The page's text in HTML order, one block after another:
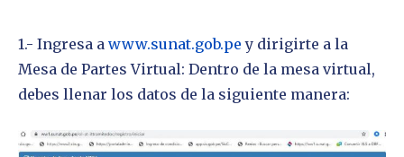
1.- Ingresa a www.sunat.gob.pe y dirigirte a la
Mesa de Partes Virtual: Dentro de la mesa virtual,
debes llenar los datos de la siguiente manera: